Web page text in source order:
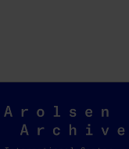
Arolsen
Archives